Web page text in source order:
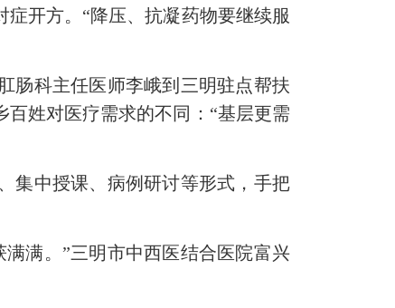
开方。“降压、抗凝药物要继续服
科主任医师李峨到三明驻点帮扶
姓对医疗需求的不同：“基层更需
中授课、病例研讨等形式，手把
满。”三明市中西医结合医院富兴